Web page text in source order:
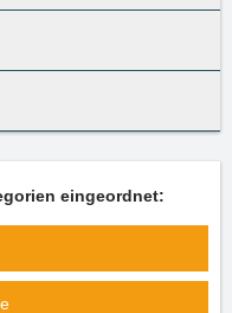
eingeordnet: